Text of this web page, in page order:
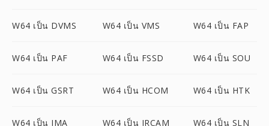
W64 เป็น DVMS W64 เป็น VMS W64 เป็น FAP
W64 เป็น PAF W64 เป็น FSSD W64 เป็น SOU
W64 เป็น GSRT W64 เป็น HCOM W64 เป็น HTK
W64 เป็น IMA W64 เป็น IRCAM W64 เป็น SLN